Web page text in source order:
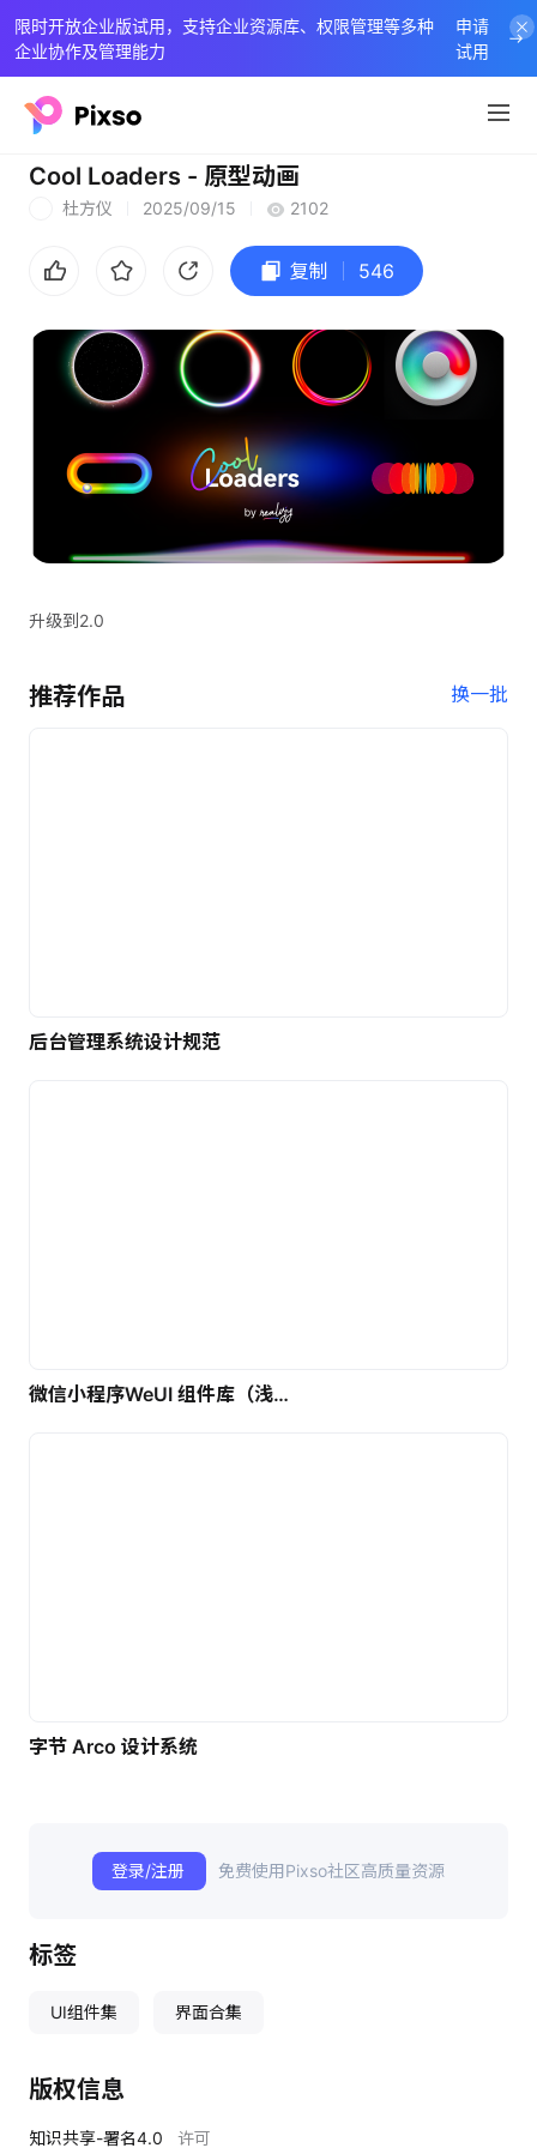
限时开放企业版试用，支持企业资源库、权限管理等多种
企业协作及管理能力
申请
试用
Cool Loaders - 原型动画
杜方仪 2025/09/15 2102
复制 546
升级到2.0
推荐作品 换一批
后台管理系统设计规范
微信小程序WeUI 组件库（浅色）| 免费UI设计素材
字节 Arco 设计系统
登录/注册 免费使用Pixso社区高质量资源
标签
UI组件集 界面合集
版权信息
知识共享-署名4.0 许可